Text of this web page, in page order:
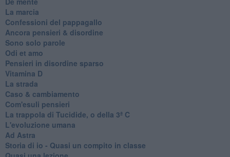
La marcia
Confessioni del pappagallo
Ancora pensieri & disordine
Sono solo parole
Odi et amo
Pensieri in disordine sparso
Vitamina D
La strada
Caso & cambiamento
Com'esuli pensieri
La trappola di Tucidide, o della 3ª C
L'evoluzione umana
Ad Astra
Storia di io - Quasi un compito in classe